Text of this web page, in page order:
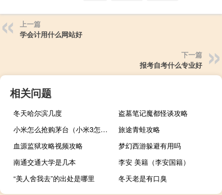
上一篇
学会计用什么网站好
下一篇
报考自考什么专业好
相关问题
冬天哈尔滨几度
盗墓笔记魔都怪谈攻略
小米怎么抢购茅台（小米3怎么抢购）
旅途青蛙攻略
血源监狱攻略视频攻略
梦幻西游躲避有用吗
南通交通大学是几本
李安 美籍（李安国籍）
“美人舍我去”的出处是哪里
冬天老是有口臭